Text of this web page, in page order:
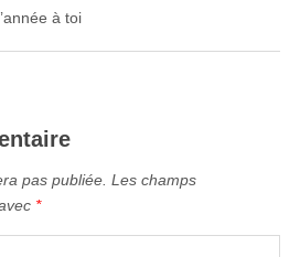
à toi
pas publiée. Les champs
*